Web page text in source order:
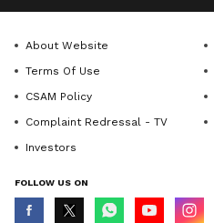
About Website
Terms Of Use
CSAM Policy
Complaint Redressal - TV
Investors
FOLLOW US ON